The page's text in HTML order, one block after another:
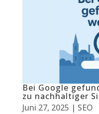
Bei Google
zu nachhaltiger
Juni 27, 2025 | SEO